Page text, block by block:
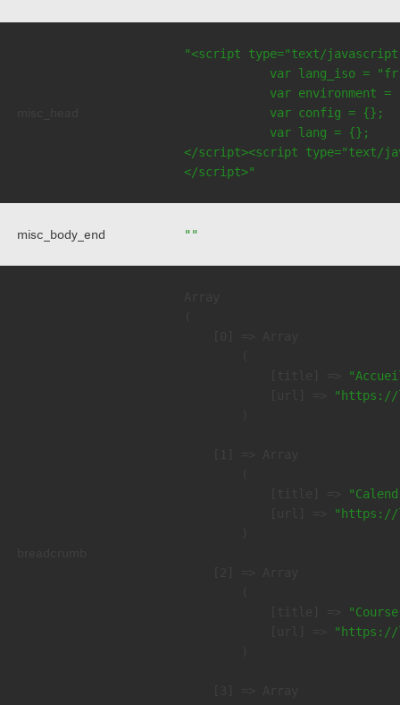
"<script type="text/
var lang_iso =
var environment =
            var config = {};
            var lang = {};
</script><script type="text/
</script>"
misc_body_end ""
"https://
"https://
"https://